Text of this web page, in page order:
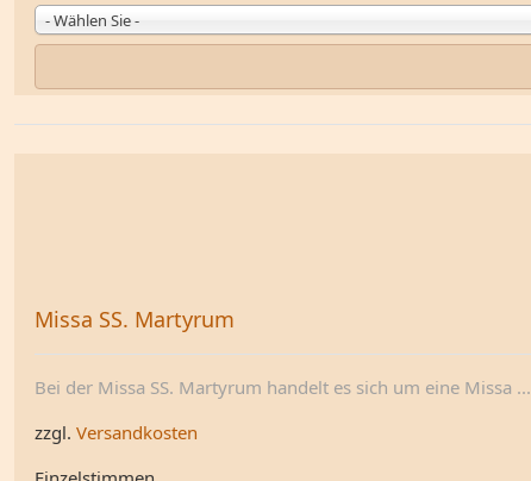
- Wählen Sie -
Missa SS. Martyrum
Bei der Missa SS. Martyrum handelt es sich um eine Missa ...
zzgl. Versandkosten